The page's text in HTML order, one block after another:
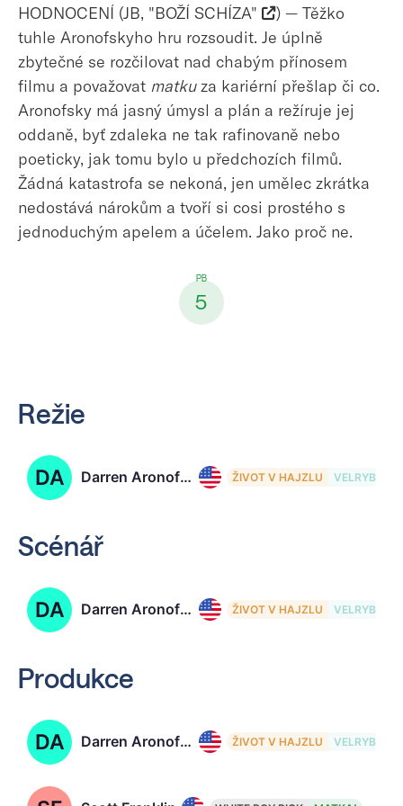
HODNOCENÍ (JB, "BOŽÍ SCHÍZA"
) — Těžko
tuhle Aronofskyho hru rozsoudit. Je úplně
zbytečné se rozčilovat nad chabým přínosem
filmu a považovat matkuza kariérní přešlap či co.
Aronofsky má jasný úmysl a plán a režíruje jej
oddaně, byť zdaleka ne tak rafinovaně nebo
poeticky, jak tomu bylo u předchozích filmů.
Žádná katastrofa se nekoná, jen umělec zkrátka
nedostává nárokům a tvoří si cosi prostého s
jednoduchým apelem a účelem. Jako proč ne.
5
Režie
DA Darren Aronofsky ŽIVOT V HAJZLU VELRYBA
Scénář
DA Darren Aronofsky ŽIVOT V HAJZLU VELRYBA
Produkce
DA Darren Aronofsky ŽIVOT V HAJZLU VELRYBA